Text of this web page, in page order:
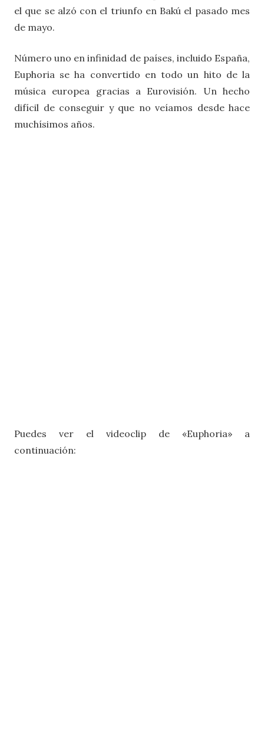
el que se alzó con el triunfo en Bakú el pasado mes
de mayo.
Número uno en infinidad de países, incluido España,
Euphoria se ha convertido en todo un hito de la
música europea gracias a Eurovisión. Un hecho
difícil de conseguir y que no veíamos desde hace
muchísimos años.
Puedes ver el videoclip de «Euphoria» a
continuación: